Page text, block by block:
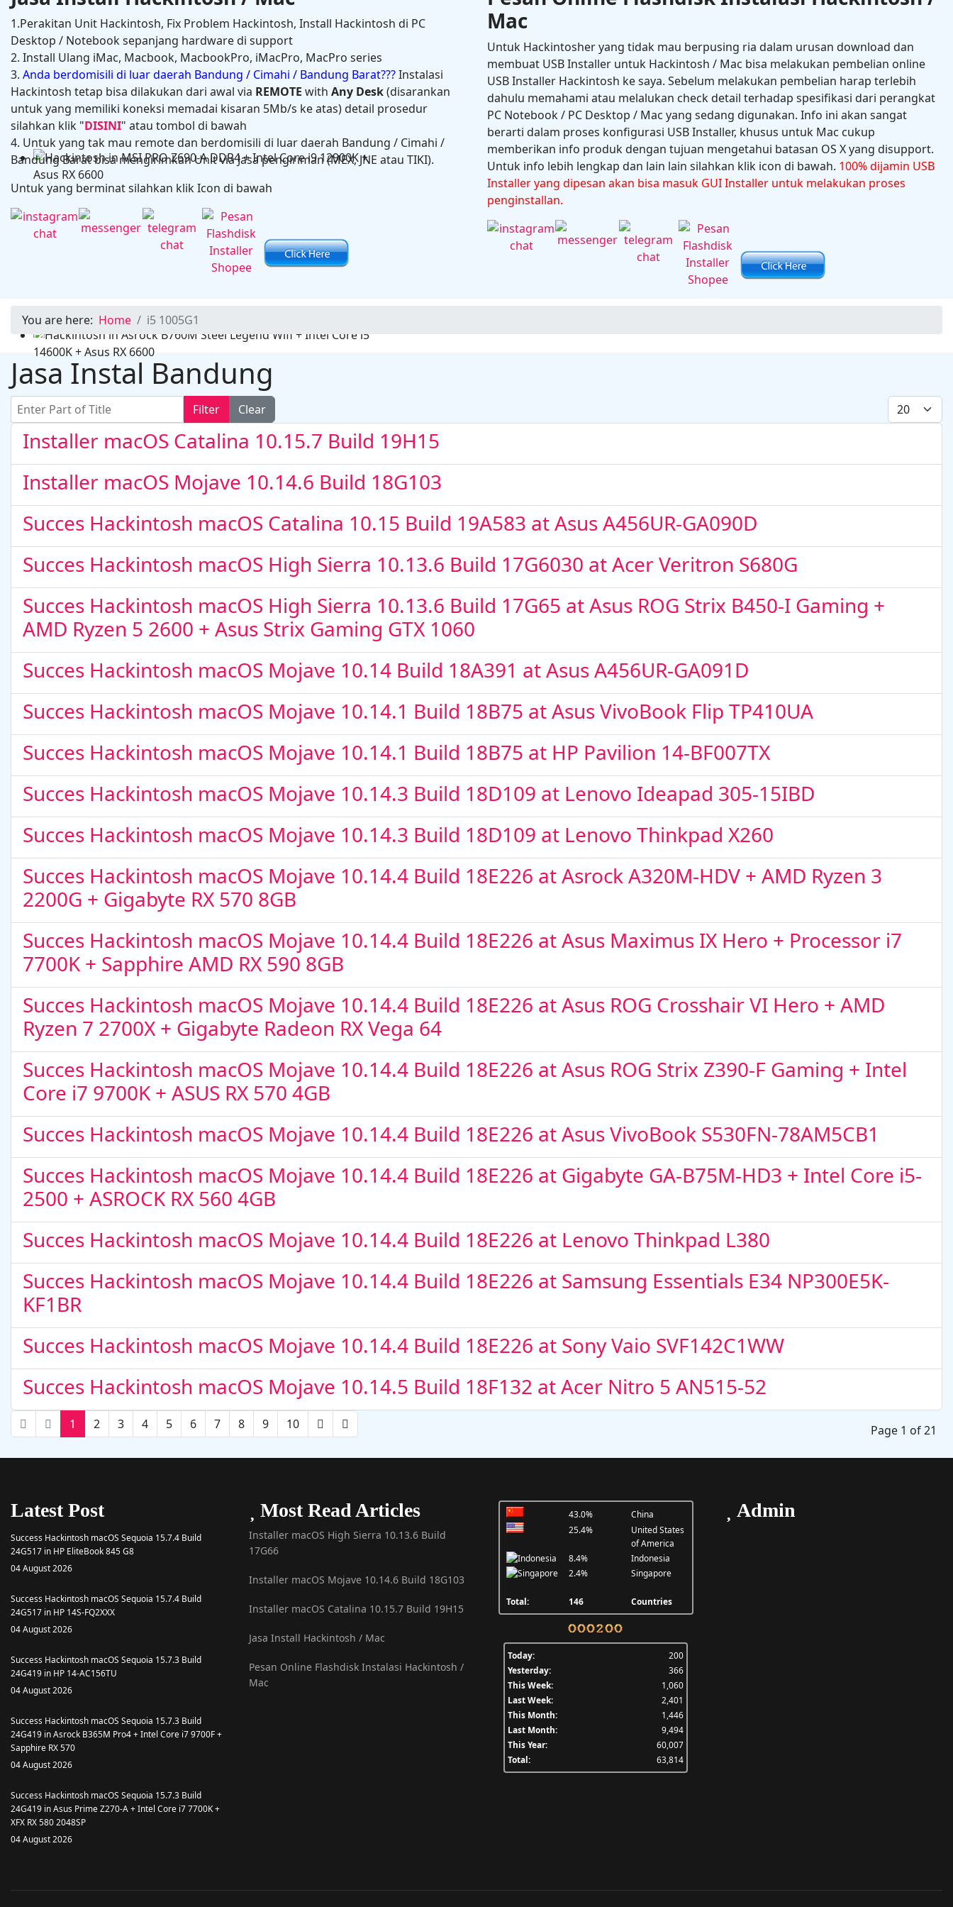
Hackintosh in HP Zbook Power G7 Mobile Workstation
Hackintosh in MSI PRO Z690-A DDR4 + Intel Core i9 12900K + Asus
RX 6600
Hackintosh in Asrock B760M Steel Legend Wifi + Intel Core i5
14600K + Asus RX 6600
Microsoft Office 2024 v16.102.1
1.Perakitan Unit Hackintosh, Fix Problem Hackintosh, Install Hackintosh di PC
Desktop / Notebook sepanjang hardware di support
2. Install Ulang iMac, Macbook, MacbookPro, iMacPro, MacPro series
3. Anda berdomisili di luar daerah Bandung / Cimahi / Bandung Barat???Instalasi
Hackintosh tetap bisa dilakukan dari awal via REMOTE with Any Desk(disarankan
untuk yang memiliki koneksi memadai kisaran 5Mb/s ke atas) detail prosedur
silahkan klik "DISINI" atau tombol di bawah
4. Untuk yang tak mau remote dan berdomisili di luar daerah Bandung / Cimahi /
Bandung Barat bisa mengirimkan Unit via Jasa pengiriman (MEX, JNE atau TIKI).
Untuk yang berminat silahkan klik Icon di bawah
Mac
Untuk Hackintosher yang tidak mau berpusing ria dalam urusan download dan
membuat USB Installer untuk Hackintosh / Mac bisa melakukan pembelian online
USB Installer Hackintosh ke saya. Sebelum melakukan pembelian harap terlebih
dahulu memahami atau melalukan check detail terhadap spesifikasi dari perangkat
PC Notebook / PC Desktop / Mac yang sedang digunakan. Info ini akan sangat
berarti dalam proses konfigurasi USB Installer, khusus untuk Mac cukup
memberikan info produk dengan tujuan mengetahui batasan OS X yang disupport.
Untuk info lebih lengkap dan lain lain silahkan klik icon di bawah. 100% dijamin USB
Installer yang dipesan akan bisa masuk GUI Installer untuk melakukan proses
penginstallan.
You are here: Home i5 1005G1
Jasa Instal Bandung
Enter Part of Title Filter Clear Display #
Installer macOS Catalina 10.15.7 Build 19H15
Installer macOS Mojave 10.14.6 Build 18G103
Succes Hackintosh macOS Catalina 10.15 Build 19A583 at Asus A456UR-GA090D
Succes Hackintosh macOS High Sierra 10.13.6 Build 17G6030 at Acer Veritron S680G
Succes Hackintosh macOS High Sierra 10.13.6 Build 17G65 at Asus ROG Strix B450-I Gaming +
AMD Ryzen 5 2600 + Asus Strix Gaming GTX 1060
Succes Hackintosh macOS Mojave 10.14 Build 18A391 at Asus A456UR-GA091D
Succes Hackintosh macOS Mojave 10.14.1 Build 18B75 at Asus VivoBook Flip TP410UA
Succes Hackintosh macOS Mojave 10.14.1 Build 18B75 at HP Pavilion 14-BF007TX
Succes Hackintosh macOS Mojave 10.14.3 Build 18D109 at Lenovo Ideapad 305-15IBD
Succes Hackintosh macOS Mojave 10.14.3 Build 18D109 at Lenovo Thinkpad X260
Succes Hackintosh macOS Mojave 10.14.4 Build 18E226 at Asrock A320M-HDV + AMD Ryzen 3
2200G + Gigabyte RX 570 8GB
Succes Hackintosh macOS Mojave 10.14.4 Build 18E226 at Asus Maximus IX Hero + Processor i7
7700K + Sapphire AMD RX 590 8GB
Succes Hackintosh macOS Mojave 10.14.4 Build 18E226 at Asus ROG Crosshair VI Hero + AMD
Ryzen 7 2700X + Gigabyte Radeon RX Vega 64
Succes Hackintosh macOS Mojave 10.14.4 Build 18E226 at Asus ROG Strix Z390-F Gaming + Intel
Core i7 9700K + ASUS RX 570 4GB
Succes Hackintosh macOS Mojave 10.14.4 Build 18E226 at Asus VivoBook S530FN-78AM5CB1
Succes Hackintosh macOS Mojave 10.14.4 Build 18E226 at Gigabyte GA-B75M-HD3 + Intel Core i5-
2500 + ASROCK RX 560 4GB
Succes Hackintosh macOS Mojave 10.14.4 Build 18E226 at Lenovo Thinkpad L380
Succes Hackintosh macOS Mojave 10.14.4 Build 18E226 at Samsung Essentials E34 NP300E5K-
KF1BR
Succes Hackintosh macOS Mojave 10.14.4 Build 18E226 at Sony Vaio SVF142C1WW
Succes Hackintosh macOS Mojave 10.14.5 Build 18F132 at Acer Nitro 5 AN515-52
Page 1 of 21
1 2 3 4 5 6 7 8 9 10
Latest Post
Success Hackintosh macOS Sequoia 15.7.4 Build
24G517 in HP EliteBook 845 G8
04 August 2026
Success Hackintosh macOS Sequoia 15.7.4 Build
24G517 in HP 14S-FQ2XXX
04 August 2026
Success Hackintosh macOS Sequoia 15.7.3 Build
24G419 in HP 14-AC156TU
04 August 2026
Success Hackintosh macOS Sequoia 15.7.3 Build
24G419 in Asrock B365M Pro4 + Intel Core i7 9700F +
Sapphire RX 570
04 August 2026
Success Hackintosh macOS Sequoia 15.7.3 Build
24G419 in Asus Prime Z270-A + Intel Core i7 7700K +
XFX RX 580 2048SP
04 August 2026
Most Read Articles
Installer macOS High Sierra 10.13.6 Build
17G66
Installer macOS Mojave 10.14.6 Build 18G103
Installer macOS Catalina 10.15.7 Build 19H15
Jasa Install Hackintosh / Mac
Pesan Online Flashdisk Instalasi Hackintosh /
Mac
43.0%
China
25.4%
United States
of America
8.4%
Indonesia
2.4%
Singapore
Total: 146 Countries
Today:
200
Yesterday:
366
This Week:
1,060
Last Week:
2,401
This Month:
1,446
Last Month:
9,494
This Year:
60,007
Total:
63,814
Admin